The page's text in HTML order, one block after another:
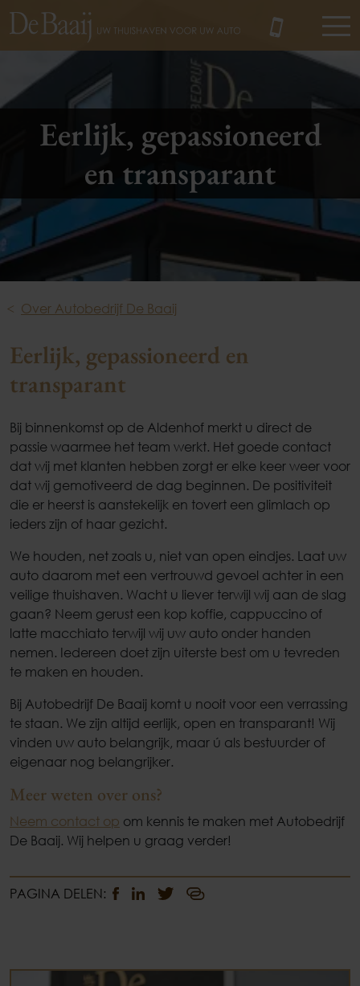
Eerlijk, gepassioneerd
en transparant
Over Autobedrijf De Baaij
Eerlijk, gepassioneerd en
transparant
Bij binnenkomst op de Aldenhof merkt u direct de
passie waarmee het team werkt. Het goede contact
dat wij met klanten hebben zorgt er elke keer weer voor
dat wij gemotiveerd de dag beginnen. De positiviteit
die er heerst is aanstekelijk en tovert een glimlach op
ieders zijn of haar gezicht.
We houden, net zoals u, niet van open eindjes. Laat uw
auto daarom met een vertrouwd gevoel achter in een
veilige thuishaven. Wacht u liever terwijl wij aan de slag
gaan? Neem gerust een kop koffie, cappuccino of
latte macchiato terwijl wij uw auto onder handen
nemen. Iedereen doet zijn uiterste best om u tevreden
te maken en houden.
Bij Autobedrijf De Baaij komt u nooit voor een verrassing
te staan. We zijn altijd eerlijk, open en transparant! Wij
vinden uw auto belangrijk, maar ú als bestuurder of
eigenaar nog belangrijker.
Meer weten over ons?
Neem contact op om kennis te maken met Autobedrijf
De Baaij. Wij helpen u graag verder!
PAGINA DELEN: